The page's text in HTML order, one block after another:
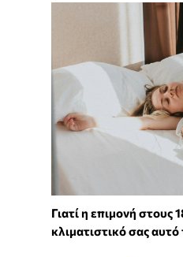
Γιατί η επιμονή στους
κλιματιστικό σας αυτό